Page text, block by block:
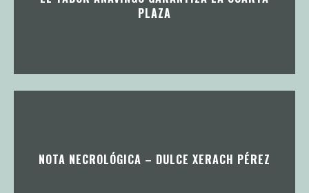
PLAZA
NOTA NECROLÓGICA – DULCE XERACH PÉREZ